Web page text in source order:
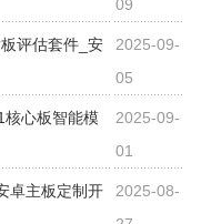
09
评估套件_安
2025-09-
05
核心板智能模
2025-09-
01
卓主板定制开
2025-08-